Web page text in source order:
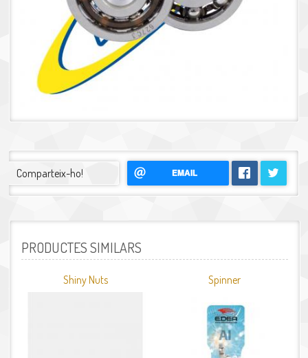
Comparteix-ho! EMAIL
PRODUCTES SIMILARS
Shiny Nuts Spinner